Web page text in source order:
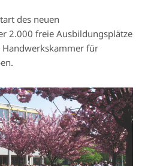
des neuen
2.000 freie Ausbildungsplätze
für